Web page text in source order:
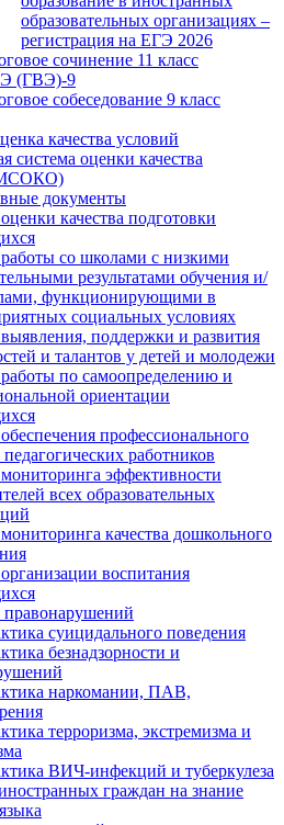
образовательных организациях –
регистрация на ЕГЭ 2026
сочинение 11 класс
(ГВЭ)-9
собеседование 9 класс
качества условий
система оценки качества
документы
качества подготовки
со школами с низкими
результатами обучения и/
функционирующими в
социальных условиях
поддержки и развития
и талантов у детей и молодежи
по самоопределению и
ориентации
профессионального
педагогических работников
эффективности
всех образовательных
качества дошкольного
воспитания
суицидального поведения
безнадзорности и
наркомании, ПАВ,
терроризма, экстремизма и
ВИЧ-инфекций и туберкулеза
граждан на знание